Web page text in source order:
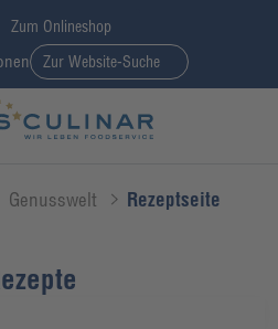
Zum Onlineshop
Zur Website-Suche
Genusswelt Rezeptseite